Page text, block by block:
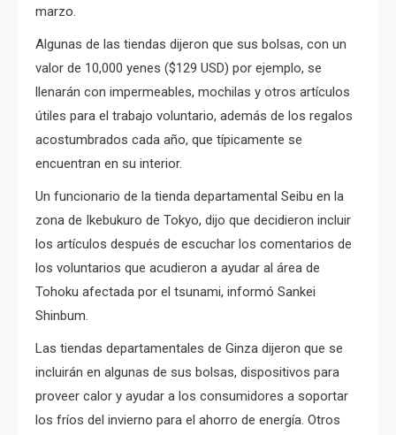
marzo.
Algunas de las tiendas dijeron que sus bolsas, con un
valor de 10,000 yenes ($129 USD) por ejemplo, se
llenarán con impermeables, mochilas y otros artículos
útiles para el trabajo voluntario, además de los regalos
acostumbrados cada año, que típicamente se
encuentran en su interior.
Un funcionario de la tienda departamental Seibu en la
zona de Ikebukuro de Tokyo, dijo que decidieron incluir
los artículos después de escuchar los comentarios de
los voluntarios que acudieron a ayudar al área de
Tohoku afectada por el tsunami, informó Sankei
Shinbum.
Las tiendas departamentales de Ginza dijeron que se
incluirán en algunas de sus bolsas, dispositivos para
proveer calor y ayudar a los consumidores a soportar
los fríos del invierno para el ahorro de energía. Otros